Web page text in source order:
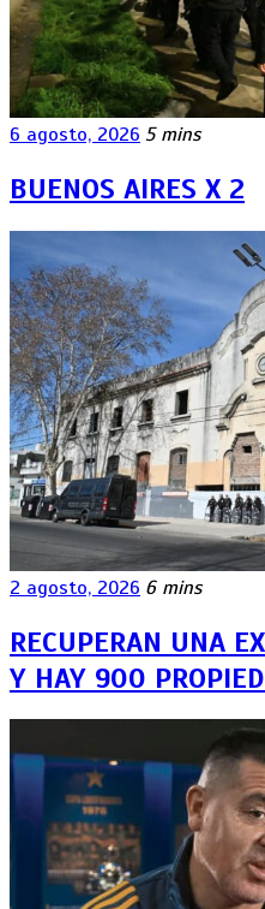
6 agosto, 2026 5 mins
BUENOS AIRES X 2
2 agosto, 2026 6 mins
RECUPERAN UNA
Y HAY 900